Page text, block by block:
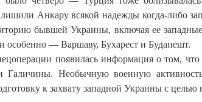
Анкару всякой надежды когда-либо
бывшей Украины, включая ее
особенно — Варшаву, Бухарест и Будапешт.
появилась информация о том,
Галичины. Необычную военную
к захвату западной Украины с целью